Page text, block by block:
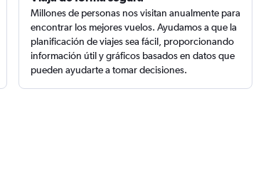
Millones de personas nos visitan anualmente para
encontrar los mejores vuelos. Ayudamos a que la
planificación de viajes sea fácil, proporcionando
información útil y gráficos basados en datos que
pueden ayudarte a tomar decisiones.